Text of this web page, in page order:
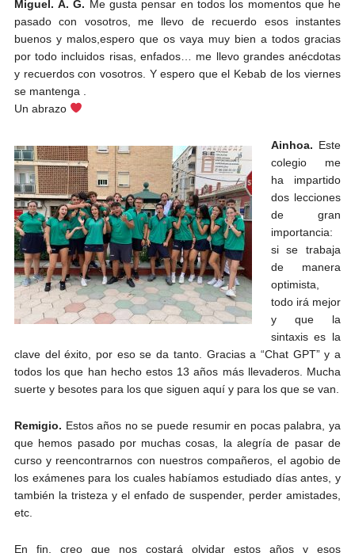
Miguel. Á. G. Me gusta pensar en todos los momentos que he
pasado con vosotros, me llevo de recuerdo esos instantes
buenos y malos,espero que os vaya muy bien a todos gracias
por todo incluidos risas, enfados… me llevo grandes anécdotas
y recuerdos con vosotros. Y espero que el Kebab de los viernes
se mantenga .
Un abrazo
Ainhoa. Este
colegio me
ha impartido
dos lecciones
de gran
importancia:
si se trabaja
de manera
optimista,
todo irá mejor
y que la
sintaxis es la
clave del éxito, por eso se da tanto. Gracias a “Chat GPT” y a
todos los que han hecho estos 13 años más llevaderos. Mucha
suerte y besotes para los que siguen aquí y para los que se van.
Remigio. Estos años no se puede resumir en pocas palabra, ya
que hemos pasado por muchas cosas, la alegría de pasar de
curso y reencontrarnos con nuestros compañeros, el agobio de
los exámenes para los cuales habíamos estudiado días antes, y
también la tristeza y el enfado de suspender, perder amistades,
etc.
En fin, creo que nos costará olvidar estos años y esos